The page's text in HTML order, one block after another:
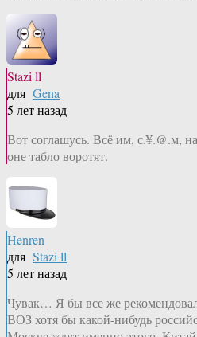
Stazi ll
для Gena
5 лет назад
Вот соглашусь. Всё им, с.¥.@.м,
оне табло воротят.
Henren
для Stazi ll
5 лет назад
Чувак… Я бы все же
ВОЗ хотя бы какой-нибудь